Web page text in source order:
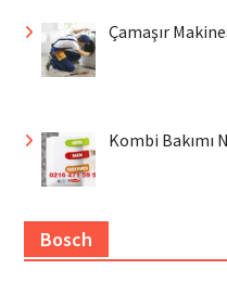
Çamaşır
Kombi Bakımı
Bosch